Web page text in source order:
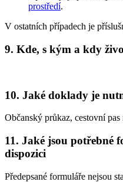
prostředí.
V ostatních případech je
9. Kde, s kým a kdy
10. Jaké doklady je
Občanský průkaz, cestovní
11. Jaké jsou potřebné
dispozici
Předepsané formuláře nejsou